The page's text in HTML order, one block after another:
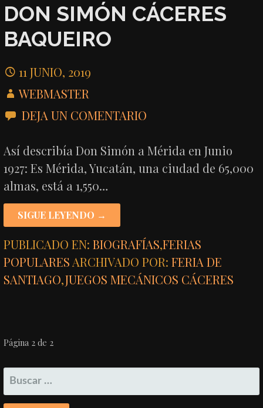
DON SIMÓN CÁCERES
BAQUEIRO
11 JUNIO, 2019
WEBMASTER
DEJA UN COMENTARIO
Así describía Don Simón a Mérida en Junio
1927: Es Mérida, Yucatán, una ciudad de 65,000
almas, está a 1,550…
SIGUE LEYENDO →
PUBLICADO EN:BIOGRAFÍAS,FERIAS
POPULARES ARCHIVADO POR:FERIA DE
SANTIAGO,JUEGOS MECÁNICOS CÁCERES
NAVEGACIÓN
POR
ENTRADA
Página 2 de 2
BUSCAR: